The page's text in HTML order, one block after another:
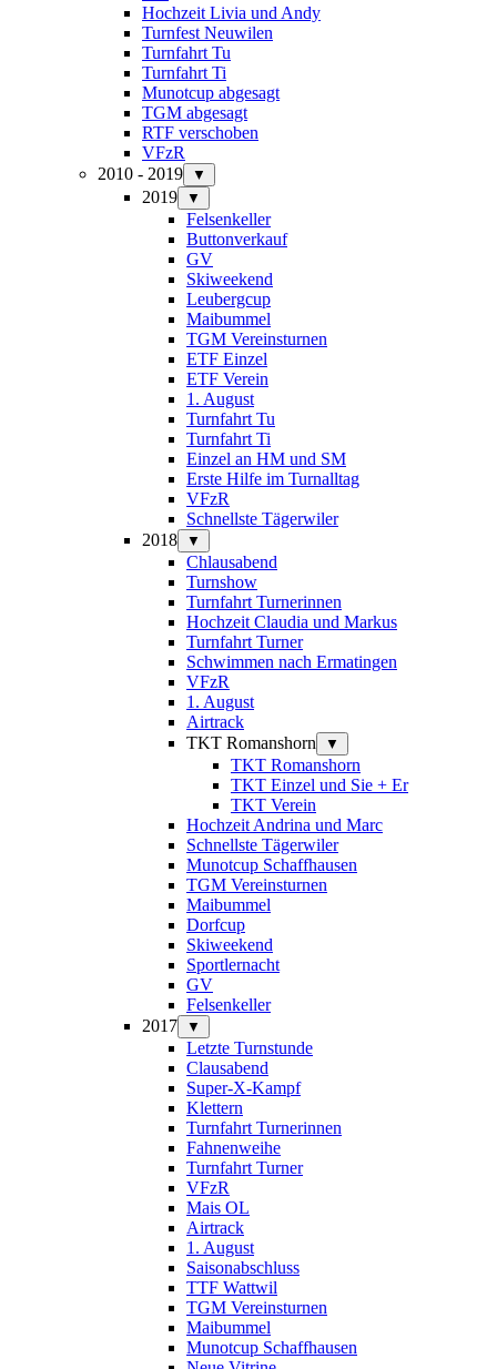
Hochzeit Livia und Andy
Turnfest Neuwilen
Turnfahrt Tu
Turnfahrt Ti
Munotcup abgesagt
TGM abgesagt
RTF verschoben
VFzR
2010 - 2019
▼
2019 ▼
Felsenkeller
Buttonverkauf
GV
Skiweekend
Leubergcup
Maibummel
TGM Vereinsturnen
ETF Einzel
ETF Verein
1. August
Turnfahrt Tu
Turnfahrt Ti
Einzel an HM und SM
Erste Hilfe im Turnalltag
VFzR
Schnellste Tägerwiler
2018
▼
Chlausabend
Turnshow
Turnfahrt Turnerinnen
Hochzeit Claudia und Markus
Turnfahrt Turner
Schwimmen nach Ermatingen
VFzR
1. August
Airtrack
TKT Romanshorn
▼
TKT Romanshorn
TKT Einzel und Sie + Er
TKT Verein
Hochzeit Andrina und Marc
Schnellste Tägerwiler
Munotcup Schaffhausen
TGM Vereinsturnen
Maibummel
Dorfcup
Skiweekend
Sportlernacht
GV
Felsenkeller
2017
▼
Letzte Turnstunde
Clausabend
Super-X-Kampf
Klettern
Turnfahrt Turnerinnen
Fahnenweihe
Turnfahrt Turner
VFzR
Mais OL
Airtrack
1. August
Saisonabschluss
TTF Wattwil
TGM Vereinsturnen
Maibummel
Munotcup Schaffhausen